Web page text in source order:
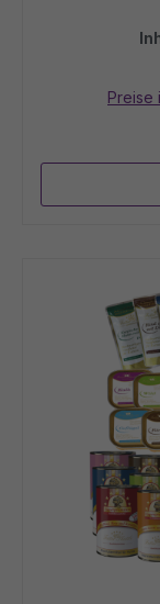
Preise